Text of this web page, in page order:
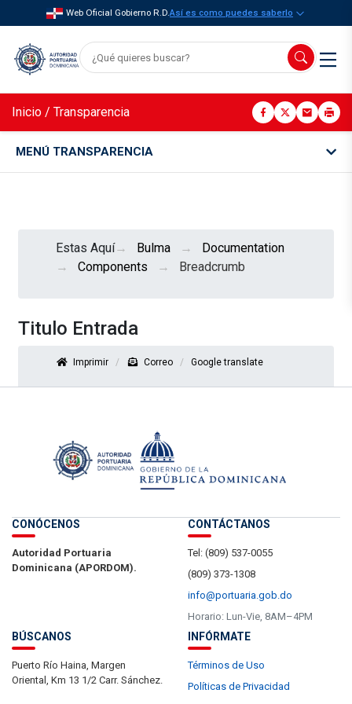
Web Oficial Gobierno R.D.Así es como puedes saberlo
Inicio / Transparencia
MENÚ TRANSPARENCIA
Estas Aquí Bulma
Documentation
Components
Breadcrumb
Titulo Entrada
Imprimir Correo Google translate
CONÓCENOS
Autoridad Portuaria
Dominicana (APORDOM).
CONTÁCTANOS
Tel: (809) 537-0055
(809) 373-1308
info@portuaria.gob.do
Horario: Lun-Vie, 8AM–4PM
BÚSCANOS
Puerto Río Haina, Margen
Oriental, Km 13 1/2 Carr. Sánchez.
INFÓRMATE
Términos de Uso
Políticas de Privacidad